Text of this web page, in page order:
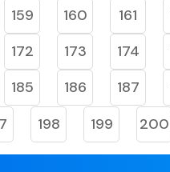
159 160 161
172 173 174
185 186 187
198 199 200